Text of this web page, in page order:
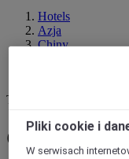
Hotels
Azja
Chiny
Twój następny cel
Golmud :
Pliki cookie i
W serwisach